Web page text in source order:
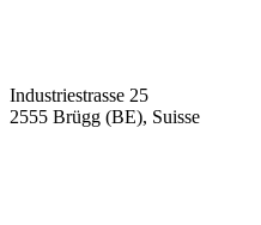
Industriestrasse 25
2555 Brügg (BE), Suisse